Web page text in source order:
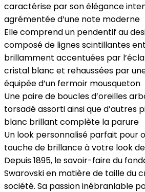
caractérise par son élégance
agrémentée d’une note moderne
Elle comprend un pendentif au
composé de lignes scintillantes
brillamment accentuées par
cristal blanc et rehaussées par
équipée d’un fermoir mousqueton
Une paire de boucles d’oreilles
torsadé assorti ainsi que d’autres
blanc brillant complète la parure
Un look personnalisé parfait pour
touche de brillance à votre look
Depuis 1895, le savoir-faire du
Swarovski en matière de taille du
société. Sa passion inébranlable